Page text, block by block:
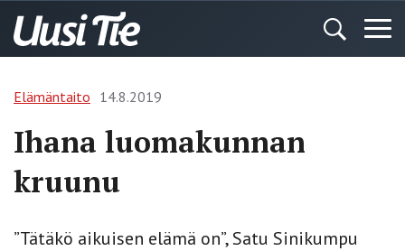
Elämäntaito 14.8.2019
Ihana luomakunnan
kruunu
”Tätäkö aikuisen elämä on”, Satu Sinikumpu